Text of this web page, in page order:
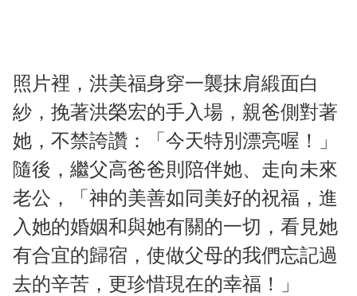
照片裡，洪美福身穿一襲抹肩緞面白
紗，挽著洪榮宏的手入場，親爸側對著
她，不禁誇讚：「今天特別漂亮喔！」
隨後，繼父高爸爸則陪伴她、走向未來
老公，「神的美善如同美好的祝福，進
入她的婚姻和與她有關的一切，看見她
有合宜的歸宿，使做父母的我們忘記過
去的辛苦，更珍惜現在的幸福！」